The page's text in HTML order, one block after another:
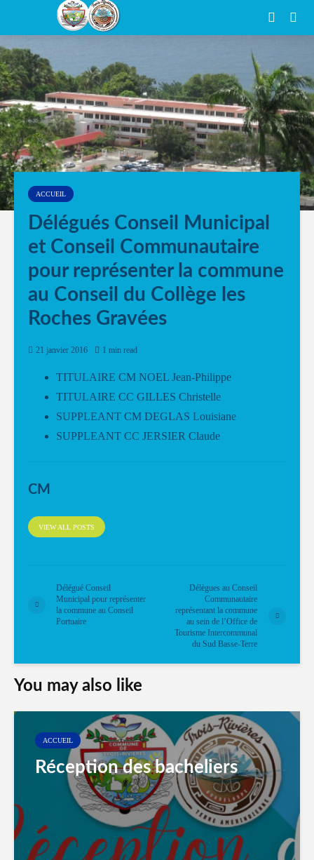
ACCUEIL
Délégués Conseil Municipal
et Conseil Communautaire
pour représenter la commune
au Conseil du Collège les
Roches Gravées
21 janvier 2016 1 min read
TITULAIRE CM NOEL Jean-Philippe
TITULAIRE CC GILLES Christelle
SUPPLEANT CM DEGLAS Louisiane
SUPPLEANT CC JERSIER Claude
CM
VIEW ALL POSTS
Délégué Conseil
Municipal pour représenter
la commune au Conseil
Portuaire
Délègues au Conseil
Communautaire
représentant la commune
au sein de l’Office de
Tourisme Intercommunal
du Sud Basse-Terre
You may also like
ACCUEIL
Réception des bacheliers